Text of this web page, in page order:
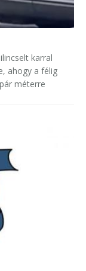
karral
ahogy a félig
méterre